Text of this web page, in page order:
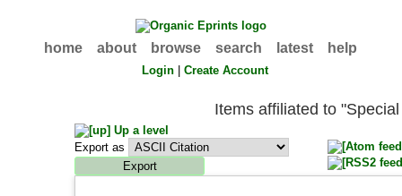
home about browse search latest help
Login |Create Account
Items affiliated to
Up a level
Export as